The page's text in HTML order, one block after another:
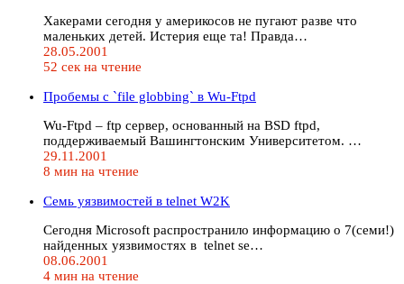
Хакерами сегодня у америкосов не пугают разве что
маленьких детей. Истерия еще та! Правда…
28.05.2001
52 сек на чтение
Пробемы с `file globbing` в Wu-Ftpd
Wu-Ftpd – ftp сервер, основанный на BSD ftpd,
поддерживаемый Вашингтонским Университетом. …
29.11.2001
8 мин на чтение
Семь уязвимостей в telnet W2K
Сегодня Microsoft распространило информацию о 7(семи!)
найденных уязвимостях в telnet se…
08.06.2001
4 мин на чтение